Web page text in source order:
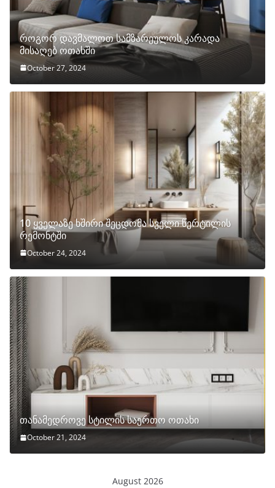
როგორ დავმალოთ სამზარეულოს კარადა
მისაღებ ოთახში
October 27, 2024
10 ყველაზე ხშირი შეცდომა სველი წერტილის
რემონტში
October 24, 2024
თანამედროვე სტილის საერთო ოთახი
October 21, 2024
August 2026